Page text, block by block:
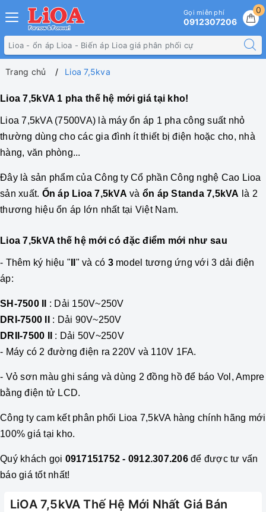
0
Gọi miễn phí
0912307206
Trang chủ Lioa 7,5kva
Lioa 7,5kVA 1 pha thế hệ mới giá tại kho!
Lioa 7,5kVA (7500VA) là máy ổn áp 1 pha công suất nhỏ
thường dùng cho các gia đình ít thiết bị điện hoặc cho, nhà
hàng, văn phòng...
Đây là sản phẩm của Công ty Cổ phần Công nghệ Cao Lioa
sản xuất. Ổn áp Lioa 7,5kVA và ổn áp Standa 7,5kVA là 2
thương hiệu ổn áp lớn nhất tại Việt Nam.
Lioa 7,5kVA thế hệ mới có đặc điểm mới như sau
- Thêm ký hiệu " " và có 3model tương ứng với 3 dải điện
áp:
SH-7500 II
: Dải 150V~250V
DRI-7500 II
: Dải 90V~250V
DRII-7500 II
: Dải 50V~250V
- Máy có 2 đường điện ra 220V và 110V 1FA.
- Vỏ sơn màu ghi sáng và dùng 2 đồng hồ để báo Vol, Ampre
bằng điện tử LCD.
Công ty cam kết phân phối Lioa 7,5kVAhàng chính hãng mới
100% giá tại kho.
Quý khách gọi 0917151752 - 0912.307.206để được tư vấn
báo giá tốt nhất!
LiOA 7,5kVA Thế Hệ Mới Nhất Giá Bán